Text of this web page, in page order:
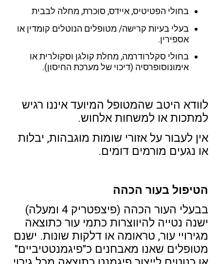
בחולי הפטיטיס, איידס, סוכרת, מחלה לבבית
בעלי בעיות קרישה/ מטופלים הנוטלים קומדין או
אספירין.
בחולי סקלרודרמה, מחלת קולגן וסקולרית או
אימונוסופרסיה (דיכוי של מערכת החיסון).
לוודא היטב שהמטופל המיועד איננו רגיש
למתכות או למשחות אלחוש.
אין לעבור על אזורי שומות מוגבהות, יבלות
או נגעים מורמים דומים.
הטיפול בעור הכהה
בבעלי העור הכהה (פיצפטריק 4 ומעלה)
ישנה נטייה להיווצרות כתמי עור כתוצאה
מגירויי עור, טראומה או דלקות שונות. ישנם
מטופלים שאנו מאבחנים כ"פיגמנטטיביים"